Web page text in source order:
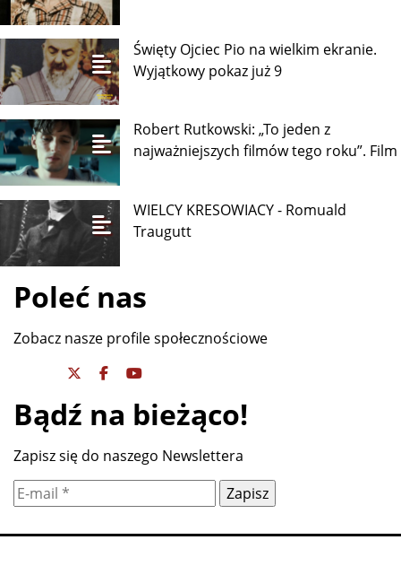
Święty Ojciec Pio na wielkim ekranie.
Wyjątkowy pokaz już 9
Robert Rutkowski: „To jeden z
najważniejszych filmów tego roku”. Film
WIELCY KRESOWIACY - Romuald
Traugutt
Poleć nas
Zobacz nasze profile społecznościowe
Bądź na bieżąco!
Zapisz się do naszego Newslettera